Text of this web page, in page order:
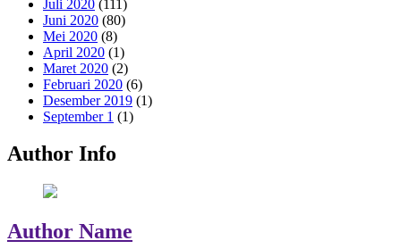
Juli 2020 (111)
Juni 2020 (80)
Mei 2020 (8)
April 2020 (1)
Maret 2020 (2)
Februari 2020 (6)
Desember 2019 (1)
September 1 (1)
Author Info
Author Name